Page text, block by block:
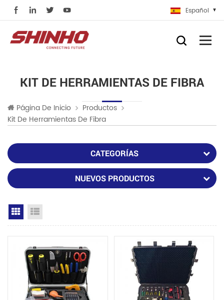
Español
KIT DE HERRAMIENTAS DE FIBRA
Página De Inicio
Productos
Kit De Herramientas De Fibra
CATEGORÍAS
NUEVOS PRODUCTOS
Grid View